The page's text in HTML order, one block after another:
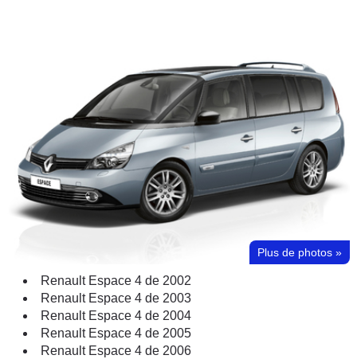
Plus de photos »
Renault Espace 4 de 2002
Renault Espace 4 de 2003
Renault Espace 4 de 2004
Renault Espace 4 de 2005
Renault Espace 4 de 2006